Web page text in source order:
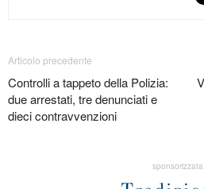
Articolo precedente
Controlli a tappeto della Polizia:
due arrestati, tre denunciati e
dieci contravvenzioni
sponsorizzata